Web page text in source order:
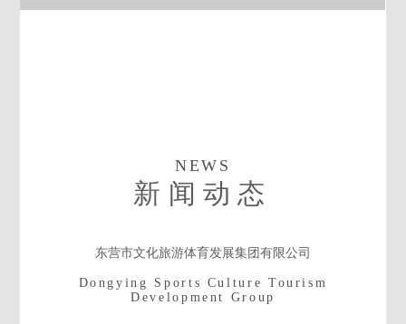
全球9条鸟类迁徙线路有2条在此经过，是鸟类迁徙重
NEWS
新闻动态
东营市文化旅游体育发展集团有限公司
Dongying Sports Culture Tourism
Development Group